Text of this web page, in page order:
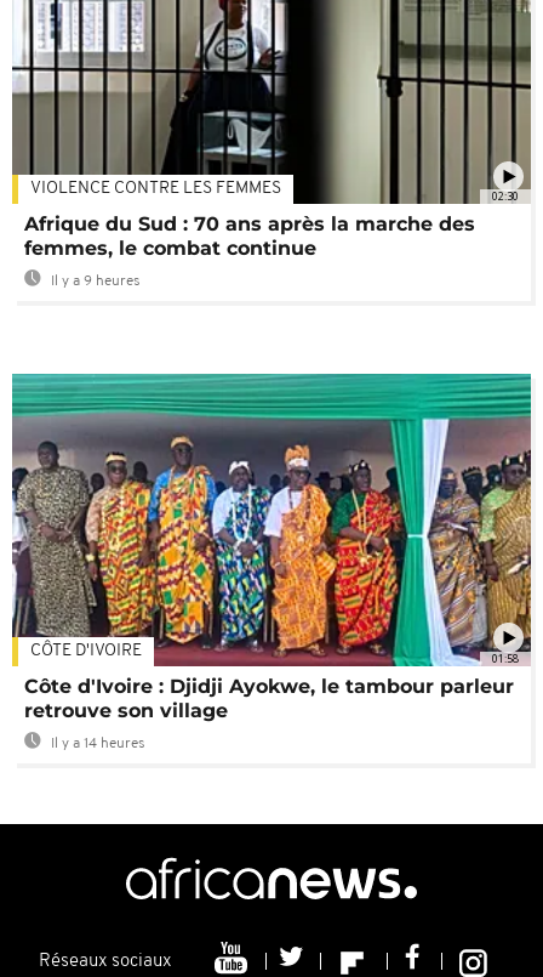
02:30
VIOLENCE CONTRE LES FEMMES
Afrique du Sud : 70 ans après la marche des
femmes, le combat continue
Il y a 9 heures
01:58
CÔTE D'IVOIRE
Côte d'Ivoire : Djidji Ayokwe, le tambour parleur
retrouve son village
Il y a 14 heures
Réseaux sociaux